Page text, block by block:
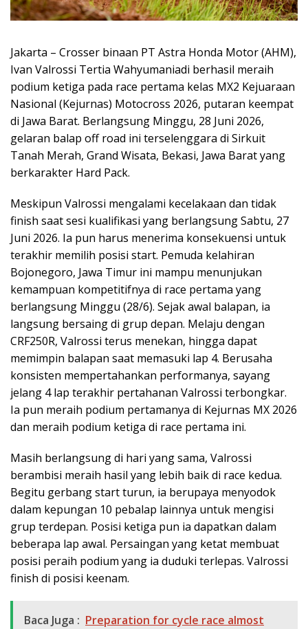
Jakarta – Crosser binaan PT Astra Honda Motor (AHM),
Ivan Valrossi Tertia Wahyumaniadi berhasil meraih
podium ketiga pada race pertama kelas MX2 Kejuaraan
Nasional (Kejurnas) Motocross 2026, putaran keempat
di Jawa Barat. Berlangsung Minggu, 28 Juni 2026,
gelaran balap off road ini terselenggara di Sirkuit
Tanah Merah, Grand Wisata, Bekasi, Jawa Barat yang
berkarakter Hard Pack.
Meskipun Valrossi mengalami kecelakaan dan tidak
finish saat sesi kualifikasi yang berlangsung Sabtu, 27
Juni 2026. Ia pun harus menerima konsekuensi untuk
terakhir memilih posisi start. Pemuda kelahiran
Bojonegoro, Jawa Timur ini mampu menunjukan
kemampuan kompetitifnya di race pertama yang
berlangsung Minggu (28/6). Sejak awal balapan, ia
langsung bersaing di grup depan. Melaju dengan
CRF250R, Valrossi terus menekan, hingga dapat
memimpin balapan saat memasuki lap 4. Berusaha
konsisten mempertahankan performanya, sayang
jelang 4 lap terakhir pertahanan Valrossi terbongkar.
Ia pun meraih podium pertamanya di Kejurnas MX 2026
dan meraih podium ketiga di race pertama ini.
Masih berlangsung di hari yang sama, Valrossi
berambisi meraih hasil yang lebih baik di race kedua.
Begitu gerbang start turun, ia berupaya menyodok
dalam kepungan 10 pebalap lainnya untuk mengisi
grup terdepan. Posisi ketiga pun ia dapatkan dalam
beberapa lap awal. Persaingan yang ketat membuat
posisi peraih podium yang ia duduki terlepas. Valrossi
finish di posisi keenam.
Baca Juga : Preparation for cycle race almost